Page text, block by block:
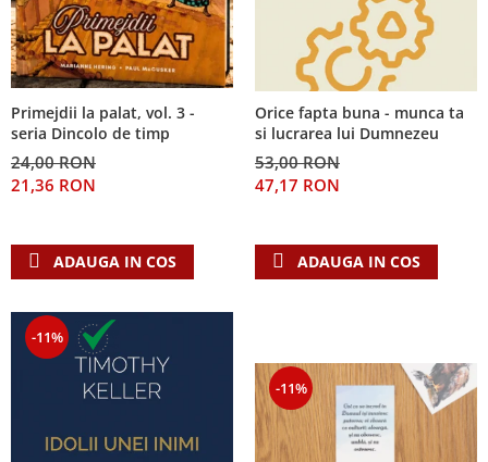
Primejdii la palat, vol. 3 -
seria Dincolo de timp
24,00 RON
21,36 RON
ADAUGA IN COS
Orice fapta buna - munca ta
si lucrarea lui Dumnezeu
53,00 RON
47,17 RON
ADAUGA IN COS
-11%
-11%